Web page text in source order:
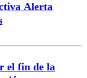
Alerta
el fin de la